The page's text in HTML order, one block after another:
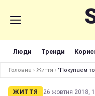
Люди Тренди
Головна › Життя › "Покупаем
ЖИТТЯ 26 жовтня 2018,